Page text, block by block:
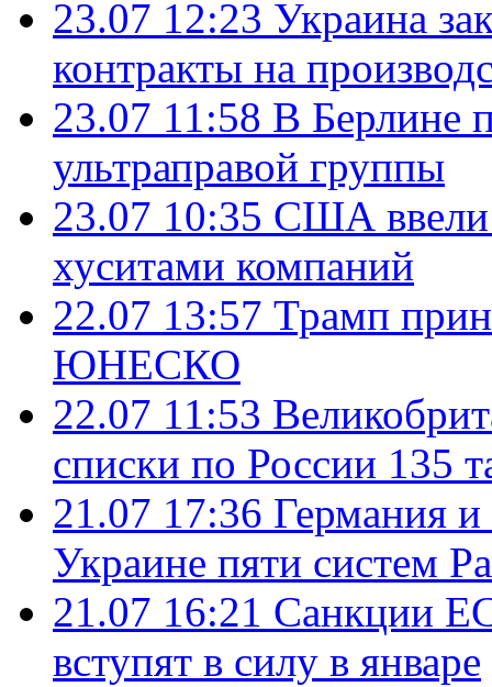
23.07 12:23 Украина
контракты на
23.07 11:58 В Берлине
ультраправой группы
23.07 10:35 США ввели
хуситами компаний
22.07 13:57 Трамп
ЮНЕСКО
22.07 11:53
списки по России 135
21.07 17:36 Германия
Украине пяти систем
21.07 16:21 Санкции
вступят в силу в январе